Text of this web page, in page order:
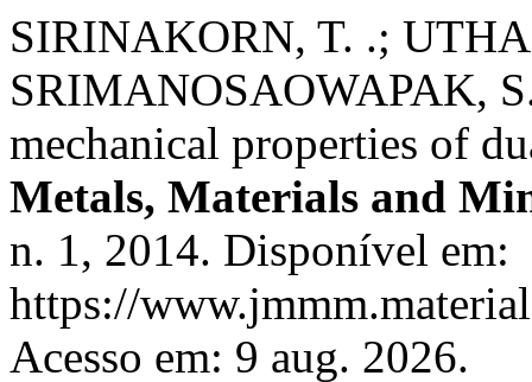
SIRINAKORN, T. .;
SRIMANOSAOWAPAK,
mechanical properties of
Metals, Materials and
n. 1, 2014. Disponível em:
https://
Acesso em: 9 aug. 2026.